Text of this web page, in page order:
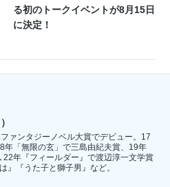
る初のトークイベントが8月15日
に決定！
ァンタジーノベル大賞でデビュー。17
年「無限の玄」で三島由紀夫賞、19年
22年『フィールダー』で渡辺淳一文学賞
』『うた子と獅子男』など。